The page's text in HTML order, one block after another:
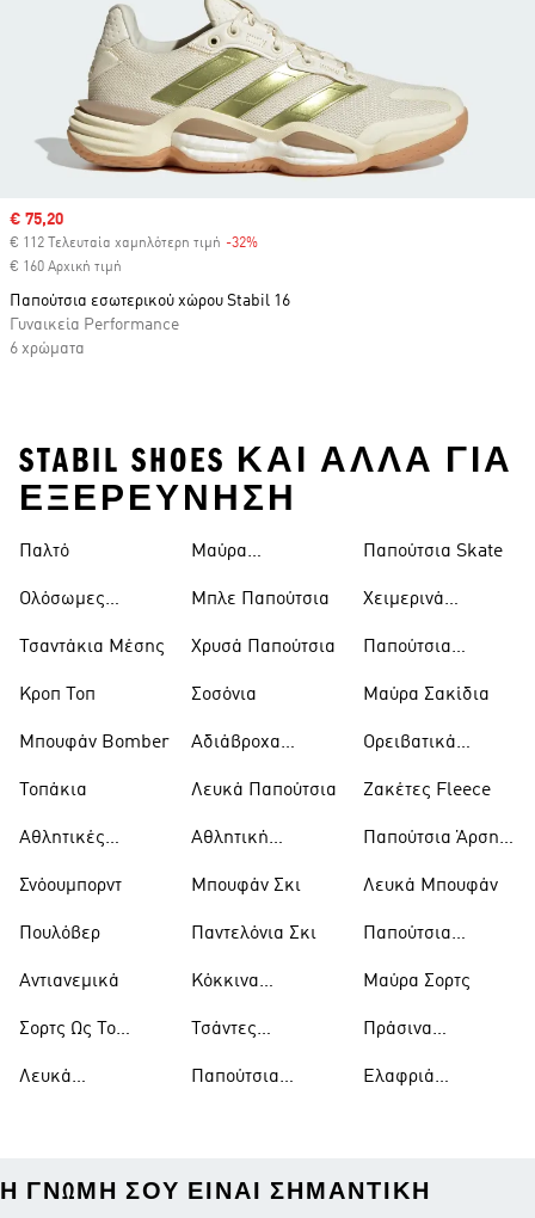
Sale price
€ 75,20
€ 112 Τελευταία χαμηλότερη τιμή -32%
€ 160 Αρχική τιμή
Παπούτσια εσωτερικού χώρου Stabil 16
Γυναικεία Performance
6 χρώματα
STABIL SHOES ΚΑΙ ΑΛΛΑ ΓΙΑ
ΕΞΕΡΕΥΝΗΣΗ
Παλτό
Ολόσωμες
Τσαντάκια Μέσης
Κροπ Τοπ
Μπουφάν Bomber
Τοπάκια
Αθλητικές
Σνόουμπορντ
Πουλόβερ
Αντιανεμικά
Σορτς Ως Το
Λευκά
Μαύρα
Μπλε Παπούτσια
Χρυσά Παπούτσια
Σοσόνια
Αδιάβροχα
Λευκά Παπούτσια
Αθλητική
Μπουφάν Σκι
Παντελόνια Σκι
Κόκκινα
Τσάντες
Παπούτσια
Παπούτσια Skate
Χειμερινά
Παπούτσια
Μαύρα Σακίδια
Ορειβατικά
Ζακέτες Fleece
Παπούτσια Άρσης
Λευκά Μπουφάν
Παπούτσια
Μαύρα Σορτς
Πράσινα
Ελαφριά
Η ΓΝΏΜΗ ΣΟΥ ΕΊΝΑΙ ΣΗΜΑΝΤΙΚΉ